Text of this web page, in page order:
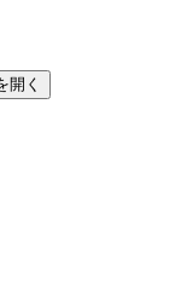
開く